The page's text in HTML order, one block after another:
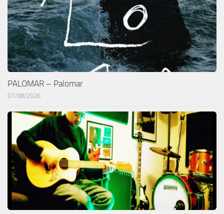
PALOMAR – Palomar
07/08/2026